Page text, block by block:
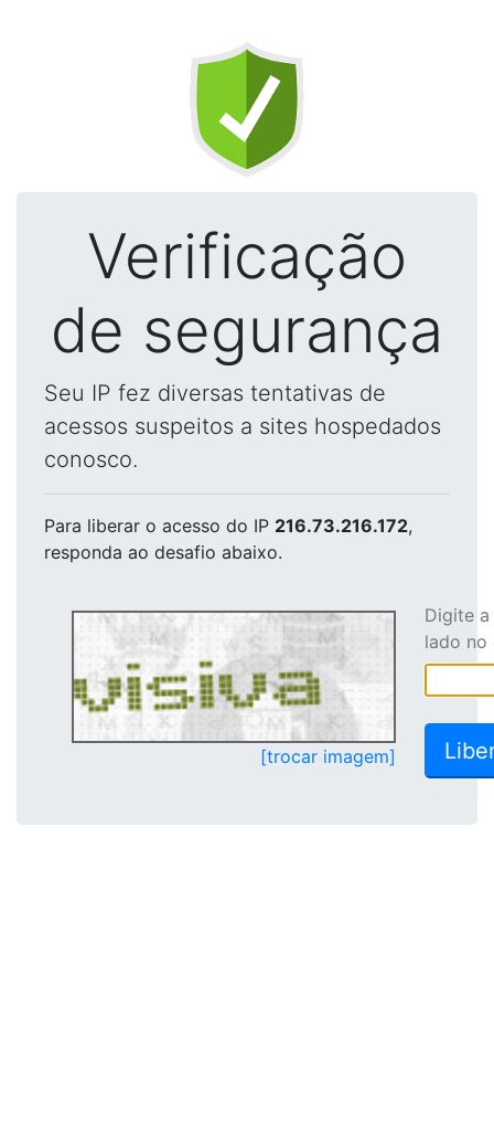
Verificação
de segurança
Seu IP fez diversas tentativas de
acessos suspeitos a sites hospedados
conosco.
Para liberar o acesso do IP 216.73.216.172,
responda ao desafio abaixo.
[trocar imagem]
Digite
lado no